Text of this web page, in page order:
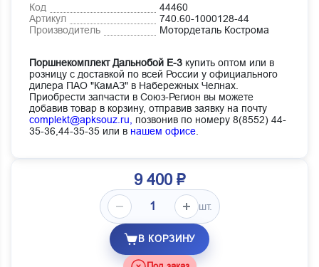
Код
44460
Артикул
740.60-1000128-44
Производитель
Мотордеталь Кострома
Поршнекомплект Дальнобой Е-3 купить оптом или в
розницу с доставкой по всей России у официального
дилера ПАО "КамАЗ" в Набережных Челнах.
Приобрести запчасти в Союз-Регион вы можете
добавив товар в корзину, отправив заявку на почту
complekt@apksouz.ru,
позвонив по номеру 8(8552) 44-
35-36,44-35-35 или в нашем офисе
9 400 ₽
шт.
В КОРЗИНУ